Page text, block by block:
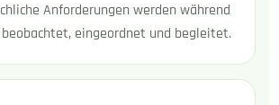
Anforderungen werden während
beobachtet, eingeordnet und begleitet.